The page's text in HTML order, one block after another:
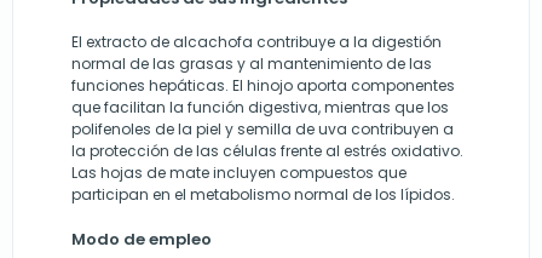
El extracto de alcachofa contribuye a la digestión
normal de las grasas y al mantenimiento de las
funciones hepáticas. El hinojo aporta componentes
que facilitan la función digestiva, mientras que los
polifenoles de la piel y semilla de uva contribuyen a
la protección de las células frente al estrés oxidativo.
Las hojas de mate incluyen compuestos que
participan en el metabolismo normal de los lípidos.
Modo de empleo